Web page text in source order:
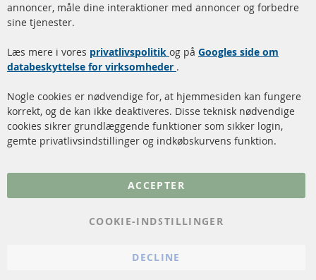
Dieselpartikelfilter (DPF)
rengøring
Katalysator (KAT)
Sensorer
FAQ
Betalingsmetoder
Kontakt
annoncer, måle dine interaktioner med annoncer og forbedre
sine tjenester.
Læs mere i vores privatlivspolitik og på Googles side om
databeskyttelse for virksomheder .
Nogle cookies er nødvendige for, at hjemmesiden kan fungere
korrekt, og de kan ikke deaktiveres. Disse teknisk nødvendige
cookies sikrer grundlæggende funktioner som sikker login,
gemte privatlivsindstillinger og indkøbskurvens funktion.
ACCEPTER
COOKIE-INDSTILLINGER
DECLINE